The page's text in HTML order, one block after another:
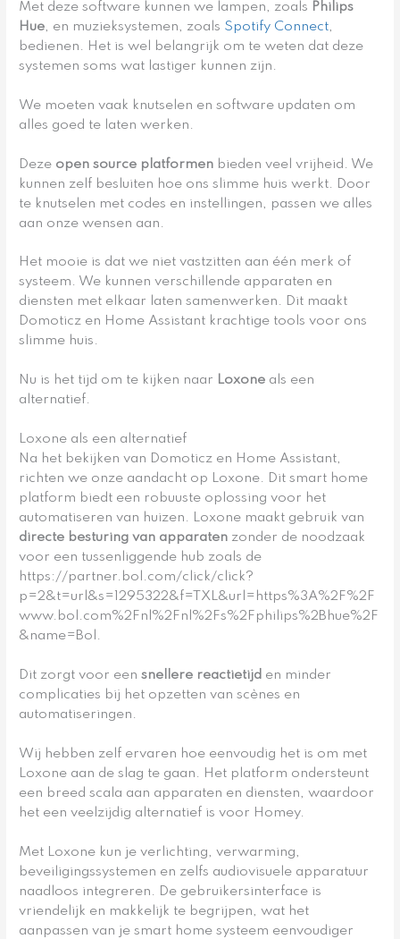
Met deze software kunnen we lampen, zoals Philips
Hue, en muzieksystemen, zoals Spotify Connect,
bedienen. Het is wel belangrijk om te weten dat deze
systemen soms wat lastiger kunnen zijn.
We moeten vaak knutselen en software updaten om
alles goed te laten werken.
Deze open source platformen bieden veel vrijheid. We
kunnen zelf besluiten hoe ons slimme huis werkt. Door
te knutselen met codes en instellingen, passen we alles
aan onze wensen aan.
Het mooie is dat we niet vastzitten aan één merk of
systeem. We kunnen verschillende apparaten en
diensten met elkaar laten samenwerken. Dit maakt
Domoticz en Home Assistant krachtige tools voor ons
slimme huis.
Nu is het tijd om te kijken naar Loxone als een
alternatief.
Loxone als een alternatief
Na het bekijken van Domoticz en Home Assistant,
richten we onze aandacht op Loxone. Dit smart home
platform biedt een robuuste oplossing voor het
automatiseren van huizen. Loxone maakt gebruik van
directe besturing van apparaten zonder de noodzaak
voor een tussenliggende hub zoals de
https://partner.bol.com/click/click?
p=2&t=url&s=1295322&f=TXL&url=https%3A%2F%2F
www.bol.com%2Fnl%2Fnl%2Fs%2Fphilips%2Bhue%2F
&name=Bol.
Dit zorgt voor eensnellere reactietijd en minder
complicaties bij het opzetten van scènes en
automatiseringen.
Wij hebben zelf ervaren hoe eenvoudig het is om met
Loxone aan de slag te gaan. Het platform ondersteunt
een breed scala aan apparaten en diensten, waardoor
het een veelzijdig alternatief is voor Homey.
Met Loxone kun je verlichting, verwarming,
beveiligingssystemen en zelfs audiovisuele apparatuur
naadloos integreren. De gebruikersinterface is
vriendelijk en makkelijk te begrijpen, wat het
aanpassen van je smart home systeem eenvoudiger